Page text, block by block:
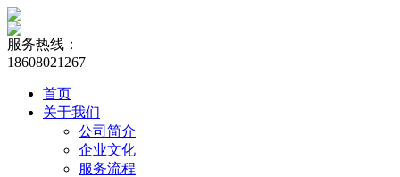
服务热线：
18608021267
首页
关于我们
公司简介
企业文化
服务流程